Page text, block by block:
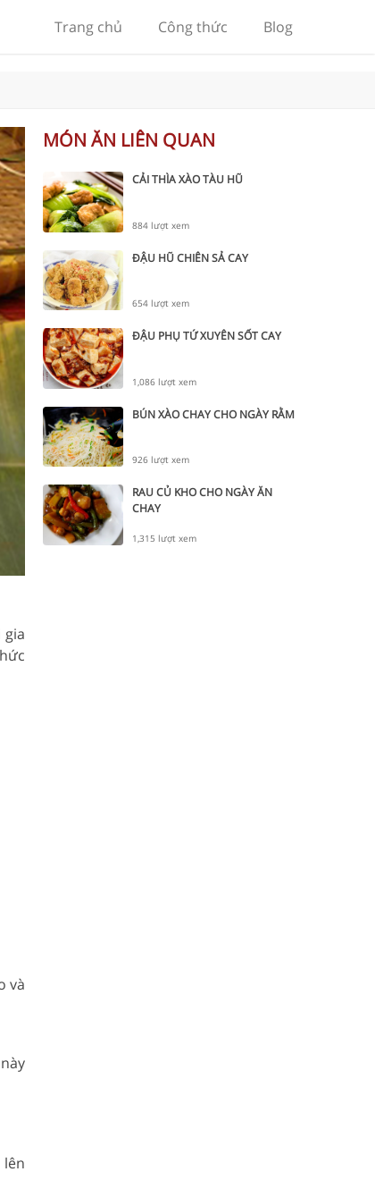
Trang chủ Công thức Blog
và
MÓN ĂN LIÊN QUAN
CẢI THÌA XÀO TÀU HŨ
884 lượt xem
ĐẬU HŨ CHIÊN SẢ CAY
654 lượt xem
ĐẬU PHỤ TỨ XUYÊN SỐT CAY
1,086 lượt xem
BÚN XÀO CHAY CHO NGÀY RẰM
926 lượt xem
RAU CỦ KHO CHO NGÀY ĂN
CHAY
1,315 lượt xem